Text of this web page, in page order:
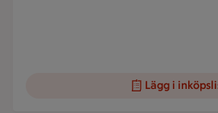
Lägg i